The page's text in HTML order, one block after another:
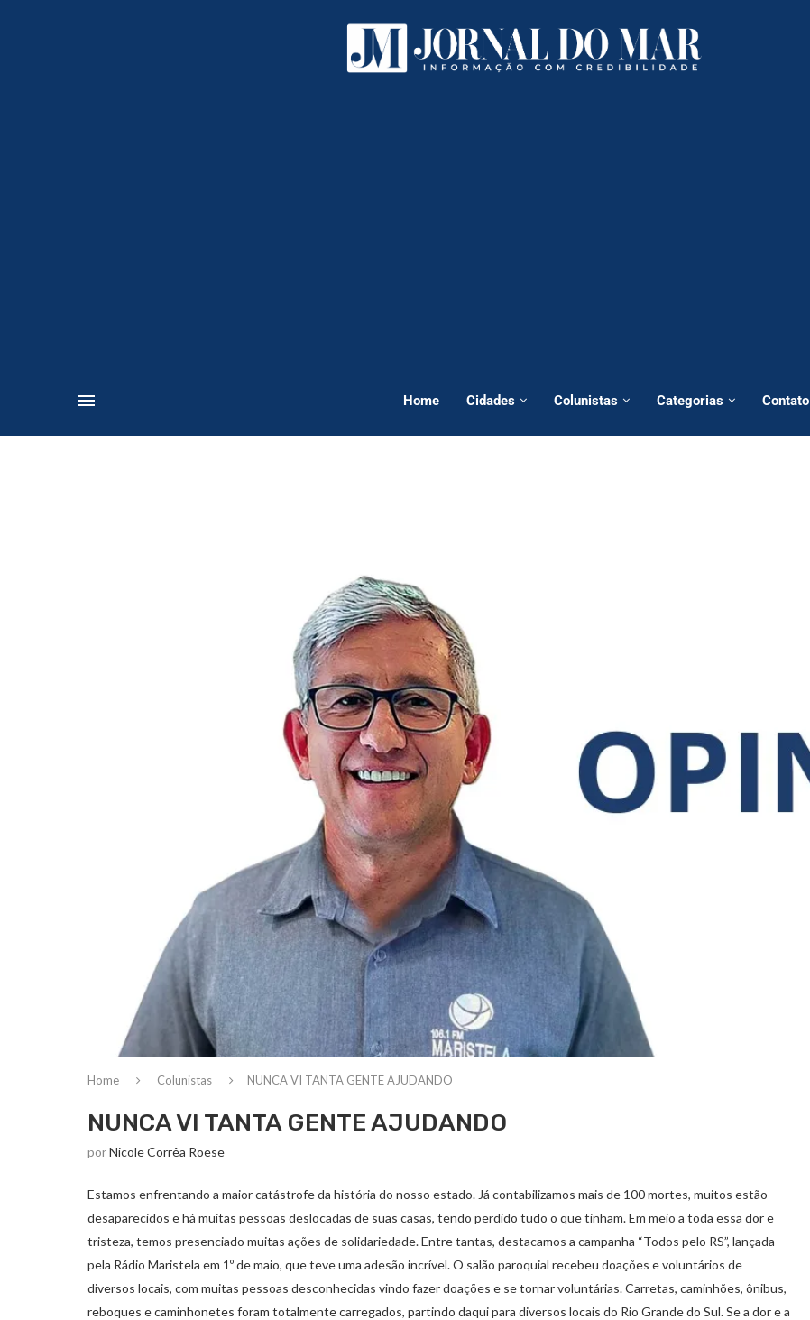
Home Cidades Colunistas Categorias Contato
Home Colunistas NUNCA VI TANTA GENTE AJUDANDO
NUNCA VI TANTA GENTE AJUDANDO
porNicole Corrêa Roese
Estamos enfrentando a maior catástrofe da história do nosso estado. Já contabilizamos mais de 100 mortes, muitos estão
desaparecidos e há muitas pessoas deslocadas de suas casas, tendo perdido tudo o que tinham. Em meio a toda essa dor e
tristeza, temos presenciado muitas ações de solidariedade. Entre tantas, destacamos a campanha “Todos pelo RS”, lançada
pela Rádio Maristela em 1º de maio, que teve uma adesão incrível. O salão paroquial recebeu doações e voluntários de
diversos locais, com muitas pessoas desconhecidas vindo fazer doações e se tornar voluntárias. Carretas, caminhões, ônibus,
reboques e caminhonetes foram totalmente carregados, partindo daqui para diversos locais do Rio Grande do Sul. Se a dor e a